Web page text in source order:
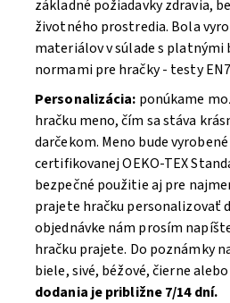
základné požiadavky zdravia,
životného prostredia. Bola
materiálov v súlade s platnými
normami pre hračky - testy
Personalizácia: ponúkame
hračku meno, čím sa stáva
darčekom. Meno bude
certifikovanej OEKO-TEX
bezpečné použitie aj pre
prajete hračku personalizovať
objednávke nám prosím
hračku prajete. Do poznámky
biele, sivé, béžové, čierne
dodania je približne 7/14 dní.